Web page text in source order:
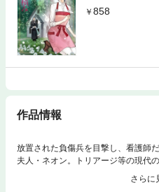
858
作品情報
放置された負傷兵を目撃し、看護師
夫人・ネオン。トリアージ等の現代
じめるが、夫である辺境騎士団長